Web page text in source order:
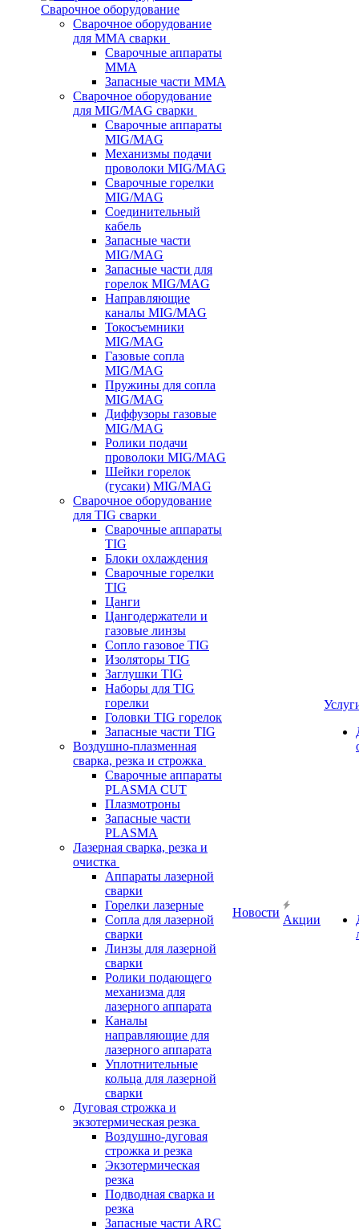
Сварочное оборудование
Сварочное оборудование
для MMA сварки
Сварочные аппараты
MMA
Запасные части MMA
Сварочное оборудование
для MIG/MAG сварки
Сварочные аппараты
MIG/MAG
Механизмы подачи
проволоки MIG/MAG
Сварочные горелки
MIG/MAG
Соединительный
кабель
Запасные части
MIG/MAG
Запасные части для
горелок MIG/MAG
Направляющие
каналы MIG/MAG
Токосъемники
MIG/MAG
Газовые сопла
MIG/MAG
Пружины для сопла
MIG/MAG
Диффузоры газовые
MIG/MAG
Ролики подачи
проволоки MIG/MAG
Шейки горелок
(гусаки) MIG/MAG
Сварочное оборудование
для TIG сварки
Сварочные аппараты
TIG
Блоки охлаждения
Сварочные горелки
TIG
Цанги
Цангодержатели и
газовые линзы
Сопло газовое TIG
Изоляторы TIG
Заглушки TIG
Наборы для TIG
горелки
Головки TIG горелок
Запасные части TIG
Воздушно-плазменная
сварка, резка и строжка
Сварочные аппараты
PLASMA CUT
Плазмотроны
Запасные части
PLASMA
Лазерная сварка, резка и
очистка
Аппараты лазерной
сварки
Горелки лазерные
Сопла для лазерной
сварки
Линзы для лазерной
сварки
Ролики подающего
механизма для
лазерного аппарата
Каналы
направляющие для
лазерного аппарата
Уплотнительные
кольца для лазерной
сварки
Дуговая строжка и
экзотермическая резка
Воздушно-дуговая
строжка и резка
Экзотермическая
резка
Подводная сварка и
резка
Запасные части ARC
Новости
Акции